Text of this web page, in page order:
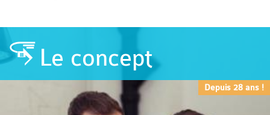
Le concept
Depuis 28 ans !